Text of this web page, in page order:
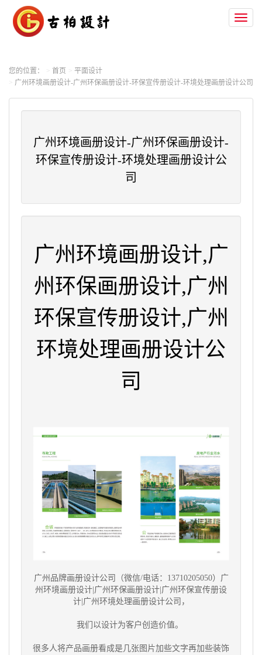
您的位置： 首页
平面设计
广州环境画册设计-广州环保画册设计-环保宣传册设计-环境处理画册设计公司
广州环境画册设计-广州环保画册设计-
环保宣传册设计-环境处理画册设计公
司
广州环境画册设计,广
州环保画册设计,广州
环保宣传册设计,广州
环境处理画册设计公
司
广州品牌画册设计公司（微信/电话：13710205050） 广
州环境画册设计|广州环保画册设计|广州环保宣传册设
计|广州环境处理画册设计公司，
我们以设计为客户创造价值。
很多人将产品画册看成是几张图片加些文字再加些装饰